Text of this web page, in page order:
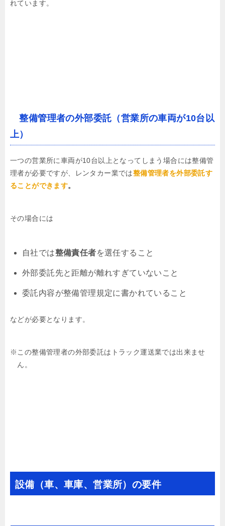
れています。
整備管理者の外部委託（営業所の車両が10台以
上）
一つの営業所に車両が10台以上となってしまう場合には整備管
理者が必要ですが、レンタカー業では整備管理者を外部委託す
ることができます。
その場合には
自社では整備責任者を選任すること
外部委託先と距離が離れすぎていないこと
委託内容が整備管理規定に書かれていること
などが必要となります。
※この整備管理者の外部委託はトラック運送業では出来ませ
ん。
設備（車、車庫、営業所）の要件